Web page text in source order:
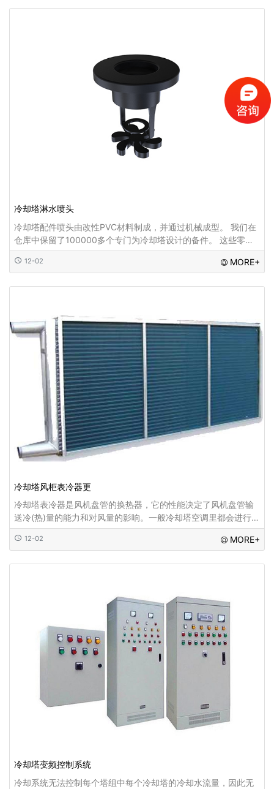
冷却塔淋水喷头
冷却塔配件喷头由改性PVC材料制成，并通过机械成型。 我们在
仓库中保留了100000多个专门为冷却塔设计的备件。 这些零件
也可用于替换其他冷却塔...
12-02 MORE+
冷却塔风柜表冷器更
冷却塔表冷器是风机盘管的换热器，它的性能决定了风机盘管输
送冷(热)量的能力和对风量的影响。一般冷却塔空调里都会进行风
柜表冷器更换...
12-02 MORE+
冷却塔变频控制系统
冷却系统无法控制每个塔组中每个冷却塔的冷却水流量，因此无